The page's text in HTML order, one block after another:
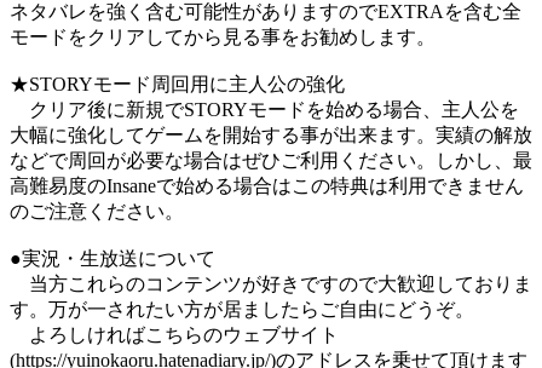
ネタバレを強く含む可能性がありますのでEXTRAを含む全
モードをクリアしてから見る事をお勧めします。
★STORYモード周回用に主人公の強化
クリア後に新規でSTORYモードを始める場合、主人公を
大幅に強化してゲームを開始する事が出来ます。実績の解放
などで周回が必要な場合はぜひご利用ください。しかし、最
高難易度のInsaneで始める場合はこの特典は利用できません
のご注意ください。
●実況・生放送について
当方これらのコンテンツが好きですので大歓迎しておりま
す。万が一されたい方が居ましたらご自由にどうぞ。
よろしければこちらのウェブサイト
(https://yuinokaoru.hatenadiary.jp/)のアドレスを乗せて頂けます